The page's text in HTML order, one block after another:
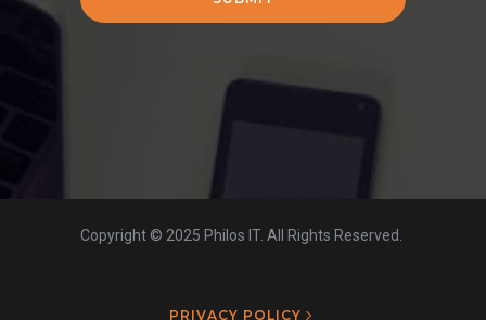
Copyright © 2025 Philos IT. All Rights Reserved.
PRIVACY POLICY